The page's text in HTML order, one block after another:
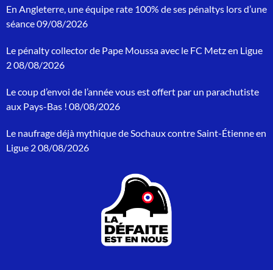
c
c
o
u
:
En Angleterre, une équipe rate 100% de ses pénaltys lors d’une
séance09/08/2026
Le pénalty collector de Pape Moussa avec le FC Metz en Ligue
208/08/2026
Le coup d’envoi de l’année vous est offert par un parachutiste
aux Pays-Bas ! 08/08/2026
Le naufrage déjà mythique de Sochaux contre Saint-Étienne en
Ligue 208/08/2026